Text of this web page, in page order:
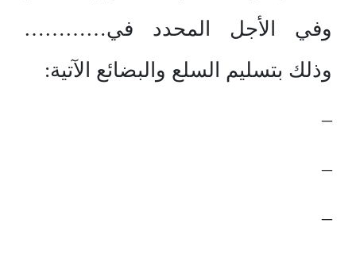
وفي الأجل المحدد في…………
وذلك بتسليم السلع والبضائع الآتية:
–
–
–